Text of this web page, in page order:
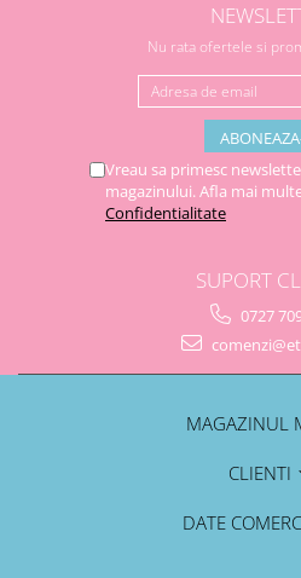
Nu rata ofertele si
Vreau sa primesc
magazinului. Afla mai
Confidentialitate
SUPORT
0727
MAGAZINUL
CLIENTI
DATE